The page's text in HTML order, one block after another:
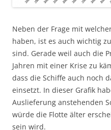
Neben der Frage mit
haben, ist es auch wichtig
sind. Gerade weil auch die
Jahren mit einer Krise zu
dass die Schiffe auch noch
einsetzt. In dieser Grafik
Auslieferung anstehenden
würde die Flotte älter
sein wird.